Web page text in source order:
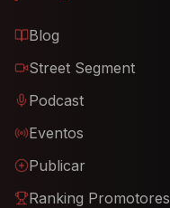
Blog
Street Segment
Podcast
Eventos
Publicar
Ranking Promotores